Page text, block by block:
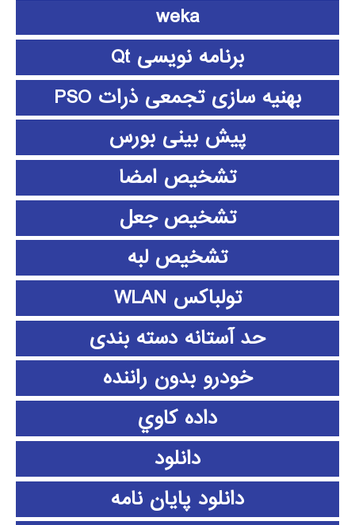
weka
برنامه نویسی Qt
بهنیه سازی تجمعی ذرات PSO
پیش بینی بورس
تشخیص امضا
تشخیص جعل
تشخیص لبه
تولباکس WLAN
حد آستانه دسته بندی
خودرو بدون راننده
داده كاوي
دانلود
دانلود پايان نامه